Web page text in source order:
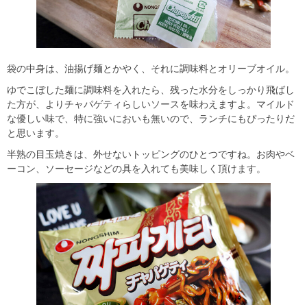
袋の中身は、油揚げ麺とかやく、それに調味料とオリーブオイル。
ゆでこぼした麺に調味料を入れたら、残った水分をしっかり飛ばし
た方が、よりチャパゲティらしいソースを味わえますよ。マイルド
な優しい味で、特に強いにおいも無いので、ランチにもぴったりだ
と思います。
半熟の目玉焼きは、外せないトッピングのひとつですね。お肉やベ
ーコン、ソーセージなどの具を入れても美味しく頂けます。